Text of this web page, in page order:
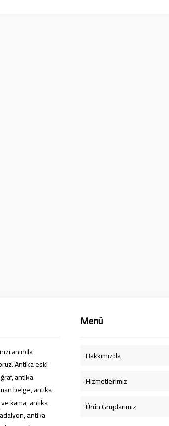
anında
Antika eski
antika
belge, antika
kama, antika
antika
Menü
Hakkımızda
Hizmetlerimiz
Ürün Gruplarımız